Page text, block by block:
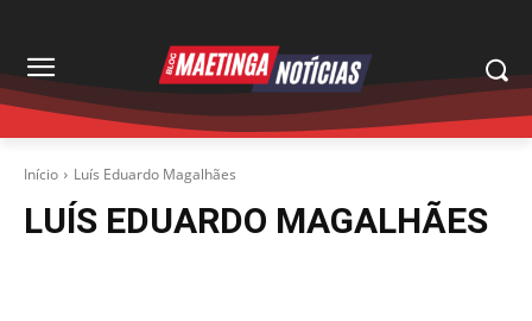
Início Luís Eduardo Magalhães
LUÍS EDUARDO MAGALHÃES